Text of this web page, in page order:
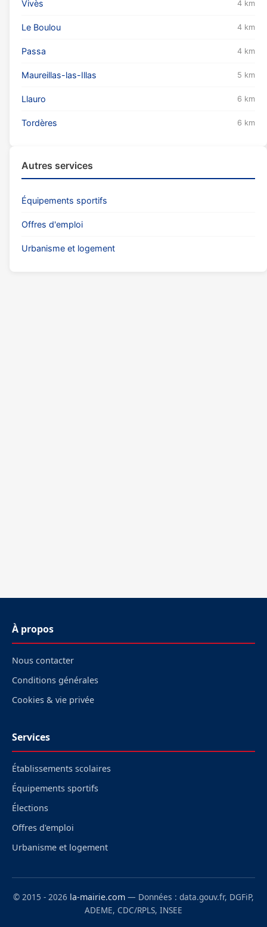
Vivès 4 km
Le Boulou 4 km
Passa 4 km
Maureillas-las-Illas 5 km
Llauro 6 km
Tordères 6 km
Autres services
Équipements sportifs
Offres d'emploi
Urbanisme et logement
À propos
Nous contacter
Conditions générales
Cookies & vie privée
Services
Établissements scolaires
Équipements sportifs
Élections
Offres d'emploi
Urbanisme et logement
© 2015 - 2026 la-mairie.com — Données : data.gouv.fr, DGFiP,
ADEME, CDC/RPLS, INSEE